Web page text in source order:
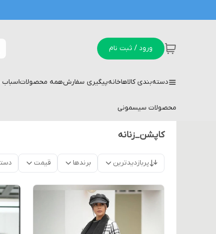
ورود / ثبت نام
دسته‌بندی کالاهاخانهپیگیری سفارشهمه محصولاتاسباب
محصولات سیسمونی
کاپشن_زنانه
پربازدیدترین برندها قیمت